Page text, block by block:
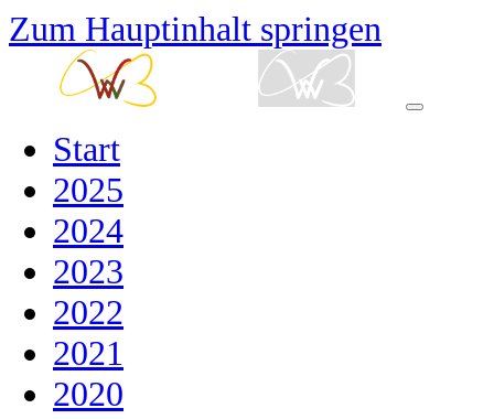
Zum Hauptinhalt springen
Start
2025
2024
2023
2022
2021
2020